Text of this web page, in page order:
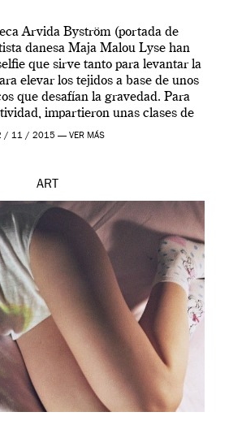
Arvida Byström (portada de
danesa Maja Malou Lyse han
que sirve tanto para levantar la
elevar los tejidos a base de unos
que desafían la gravedad. Para
impartieron unas clases de
en el Tate […]
/ 11 / 2015 — VER MÁS
ART